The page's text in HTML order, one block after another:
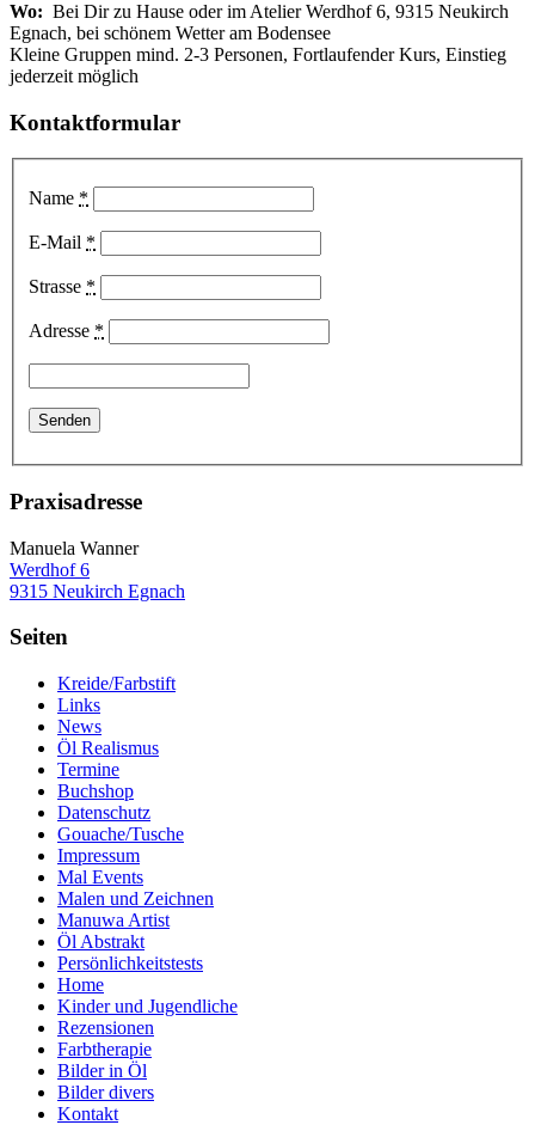
Wo: Bei Dir zu Hause oder im Atelier Werdhof 6, 9315 Neukirch
Egnach, bei schönem Wetter am Bodensee
Kleine Gruppen mind. 2-3 Personen, Fortlaufender Kurs, Einstieg
jederzeit möglich
Kontaktformular
Name *
E-Mail *
Strasse *
Adresse *
Praxisadresse
Manuela Wanner
Werdhof 6
9315 Neukirch Egnach
Seiten
Kreide/Farbstift
Links
News
Öl Realismus
Termine
Buchshop
Datenschutz
Gouache/Tusche
Impressum
Mal Events
Malen und Zeichnen
Manuwa Artist
Öl Abstrakt
Persönlichkeitstests
Home
Kinder und Jugendliche
Rezensionen
Farbtherapie
Bilder in Öl
Bilder divers
Kontakt